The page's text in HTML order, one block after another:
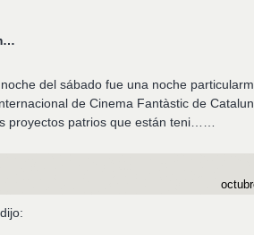
del sábado fue una noche
de Cinema Fantàstic de
proyectos patrios que están teni……
dijo: